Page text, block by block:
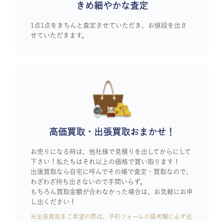
きめ細やかな査定
1点1点をきちんと査定させていただき、お値段を出さ
せていただきます。
高価買取・出張買取おまかせ！
お売りになる時は、他社様で見積りを出してからにして
下さい！私たちはそれ以上の価格で買い取ります！
出張買取なら自宅に呼んでその場で査定・買取なので、
わざわざ持ち出さないので手間いらず。
もちろん買取金額が合わなかった場合は、お気軽にお申
し出ください！
※出張買取をご希望の際は、予約フォームの備考欄に必ず追